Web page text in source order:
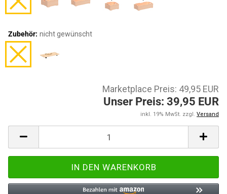
Zubehör: nicht gewünscht
Marketplace Preis: 49,95 EUR
Unser Preis: 39,95 EUR
inkl. 19% MwSt. zzgl. Versand